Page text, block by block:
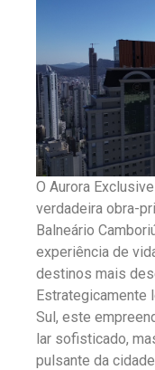
O Aurora
verdadeira obra-
Balneário
experiência de
destinos mais
Estrategicamente
Sul, este
lar sofisticado,
pulsante da cidade.